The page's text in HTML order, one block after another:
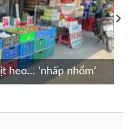
heo… ‘nhấp nhổm’